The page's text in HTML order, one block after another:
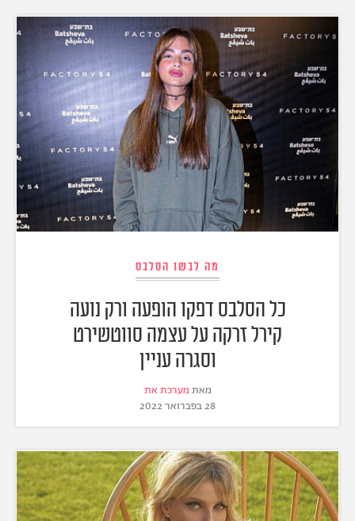
מה לבשו הסלבס
כל הסלבס דפקו הופעה ורק נועה
קירל זרקה על עצמה סווטשירט
וסגרה עניין
מאת מערכת את
28 בפברואר 2022